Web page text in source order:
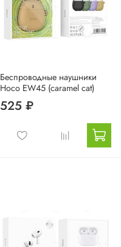
Беспроводные наушники
Hoco EW45 (caramel cat)
525 ₽